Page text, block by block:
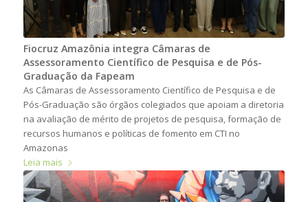
Fiocruz Amazônia integra Câmaras de
Assessoramento Científico de Pesquisa e de Pós-
Graduação da Fapeam
As Câmaras de Assessoramento Científico de Pesquisa e de
Pós-Graduação são órgãos colegiados que apoiam a diretoria
na avaliação de mérito de projetos de pesquisa, formação de
recursos humanos e políticas de fomento em CTI no
Amazonas
Leia mais